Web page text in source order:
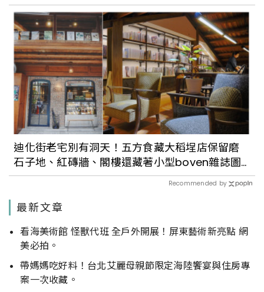
迪化街老宅別有洞天！五方食藏大稻埕店保留磨
石子地、紅磚牆、閣樓還藏著小型boven雜誌圖
書館
Recommended by
最新文章
看海美術館 怪獸代班 全戶外開展！屏東藝術新亮點 網
美必拍。
帶媽媽吃好料！台北艾麗母親節限定海陸饗宴與住房專
案一次收藏。